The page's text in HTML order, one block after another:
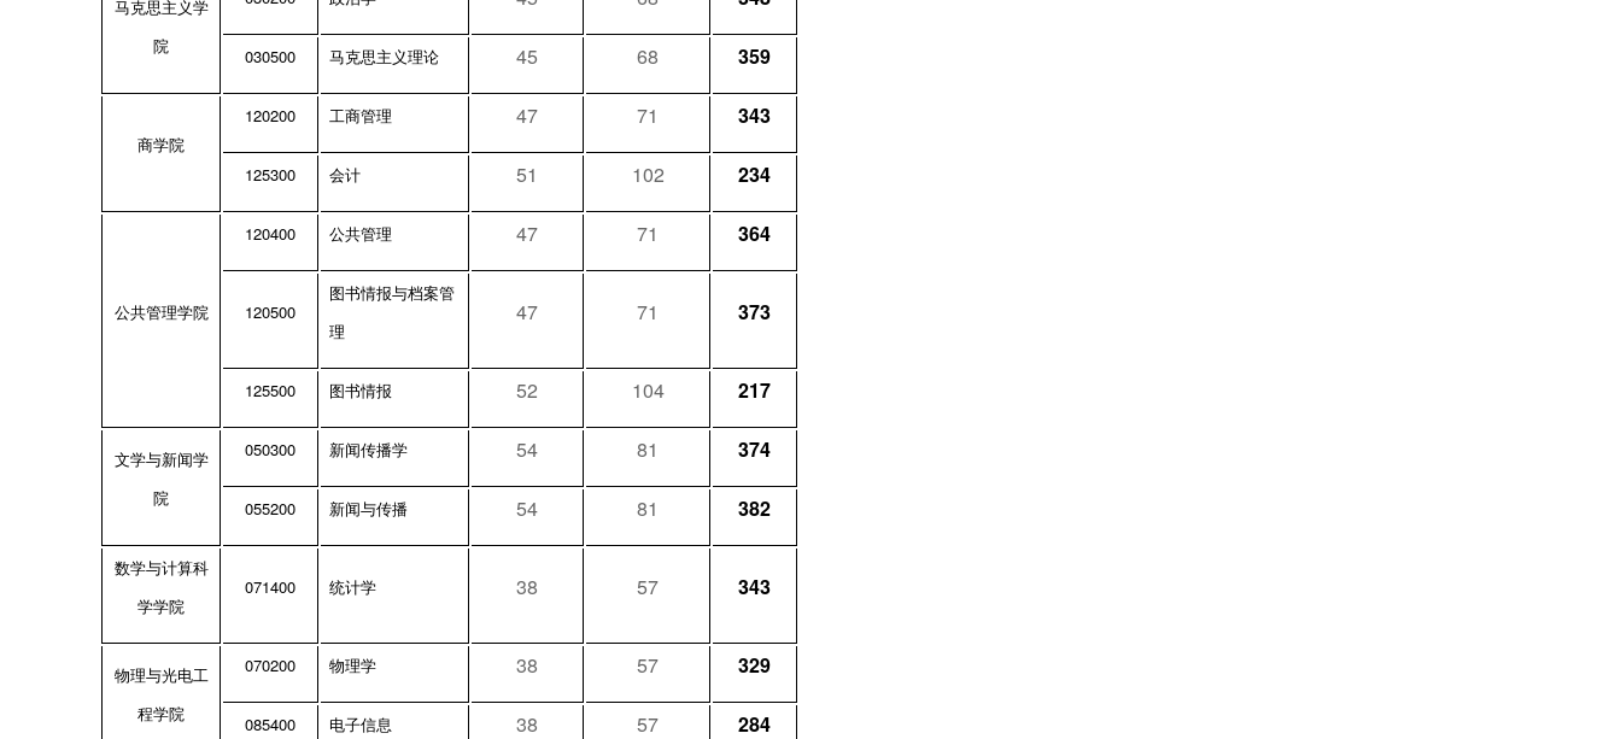
马克思主义学
院 030500 马克思主义理论 45 68 359
商学院
120200 工商管理 47 71 343
125300 会计 51 102 234
公共管理学院
120400 公共管理 47 71 364
120500
图书情报与档案管
理
47 71 373
125500 图书情报 52 104 217
文学与新闻学
院
050300 新闻传播学 54 81 374
055200 新闻与传播 54 81 382
数学与计算科
学学院
071400 统计学 38 57 343
物理与光电工
程学院
070200 物理学 38 57 329
085400 电子信息 38 57 284